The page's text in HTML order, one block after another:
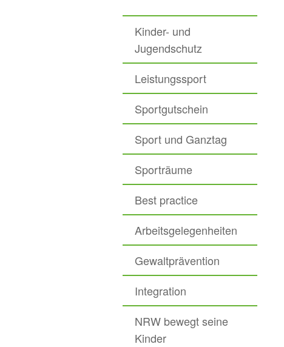
Kinder- und
Jugendschutz
Leistungssport
Sportgutschein
Sport und Ganztag
Sporträume
Best practice
Arbeitsgelegenheiten
Gewaltprävention
Integration
NRW bewegt seine
Kinder